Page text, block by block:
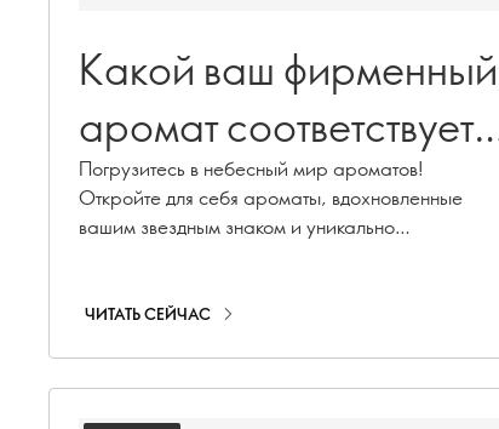
Какой ваш фирменный
аромат соответствует
вашему звездному
знаку?
Погрузитесь в небесный мир ароматов!
Откройте для себя ароматы, вдохновленные
вашим звездным знаком и уникально
ЧИТАТЬ СЕЙЧАС